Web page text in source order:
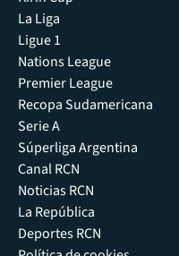
La Liga
Ligue 1
Nations League
Premier League
Recopa Sudamericana
Serie A
Súperliga Argentina
Canal RCN
Noticias RCN
La República
Deportes RCN